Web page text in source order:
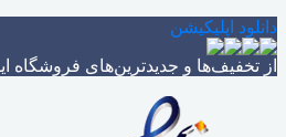
دانلود اپلیکیشن
از تخفیف‌ها و جدیدترین‌های فروشگاه